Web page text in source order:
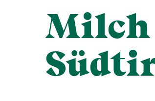
Milch